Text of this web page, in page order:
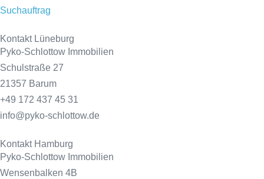
Suchauftrag
Kontakt Lüneburg
Pyko-Schlottow Immobilien
Schulstraße 27
21357 Barum
+49 172 437 45 31
info@pyko-schlottow.de
Kontakt Hamburg
Pyko-Schlottow Immobilien
Wensenbalken 4B